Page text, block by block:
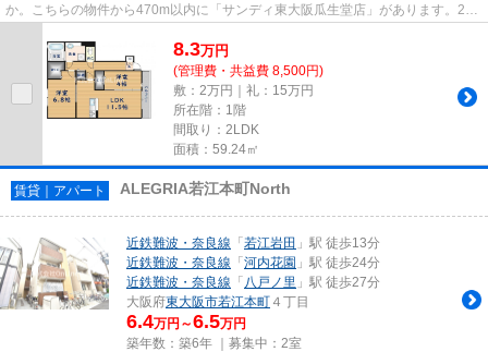
か。こちらの物件から470m以内に「サンディ東大阪瓜生堂店」があります。2駅
利用できる場所にあり、行き先に...
8.3万円
(管理費・共益費 8,500円)
敷：2万円｜礼：15万円
所在階：1階
間取り：2LDK
面積：59.24㎡
賃貸｜アパート ALEGRIA若江本町North
近鉄難波・奈良線 「若江岩田 」駅 徒歩13分
近鉄難波・奈良線 「河内花園 」駅 徒歩24分
近鉄難波・奈良線 「 八戸ノ里 」駅 徒歩27分
大阪府東大阪市若江本町 ４丁目
6.4万円～6.5万円
築年数：築6年 ｜募集中： 2室